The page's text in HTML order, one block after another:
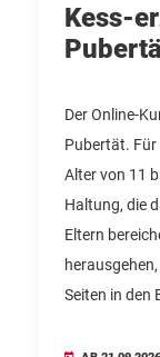
Kess-
Der Online-
Pubertät.
Alter von 11
Haltung, die
Eltern
Seiten in den